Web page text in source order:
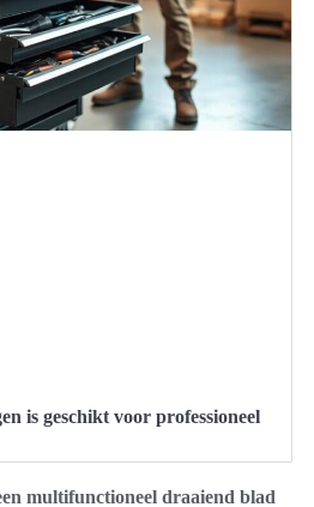
is geschikt voor professioneel
multifunctioneel draaiend blad